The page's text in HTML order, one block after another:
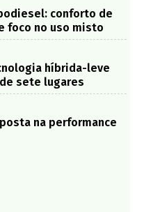
conforto de
foco no uso misto
híbrida-leve
sete lugares
na performance